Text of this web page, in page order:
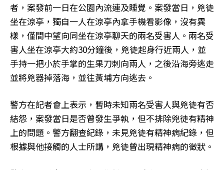
者，案發前一日在公園內流連及睡覺。案發當日，兇徒
坐在涼亭，獨自一人在涼亭內拿手機看影像，沒有異
樣，僅間中望向同坐在涼亭聊天的兩名受害人。兩名受
害人坐在涼亭大約30分鐘後，兇徒起身行近兩人，並
手持一把小於手掌的生果刀刺向兩人，之後沿海旁逃走
並將兇器掉落海，並往黃埔方向逃去。
警方在記者會上表示，暫時未知兩名受害人與兇徒有否
結怨，案發當日是否曾發生爭執，但不排除兇徒有精神
上的問題。警方翻查紀錄，未見兇徒有精神病紀錄，但
根據與他接觸的人士所講，兇徒曾出現精神病的徵狀。